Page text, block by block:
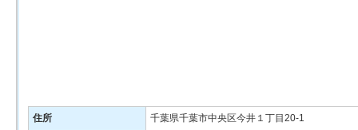
住所 千葉県千葉市中央区今井１丁目20-1